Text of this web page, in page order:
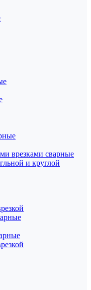
врезками сварные
и круглой